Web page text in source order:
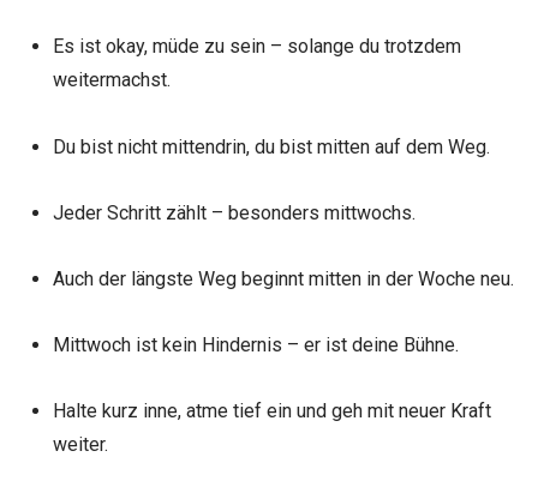
Es ist okay, müde zu sein – solange du trotzdem
weitermachst.
Du bist nicht mittendrin, du bist mitten auf dem Weg.
Jeder Schritt zählt – besonders mittwochs.
Auch der längste Weg beginnt mitten in der Woche neu.
Mittwoch ist kein Hindernis – er ist deine Bühne.
Halte kurz inne, atme tief ein und geh mit neuer Kraft
weiter.